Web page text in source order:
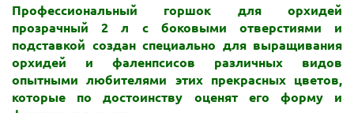
Профессиональный горшок для орхидей
прозрачный 2 л с боковыми отверстиями и
подставкой создан специально для выращивания
орхидей и фаленпсисов различных видов
опытными любителями этих прекрасных цветов,
которые по достоинству оценят его форму и